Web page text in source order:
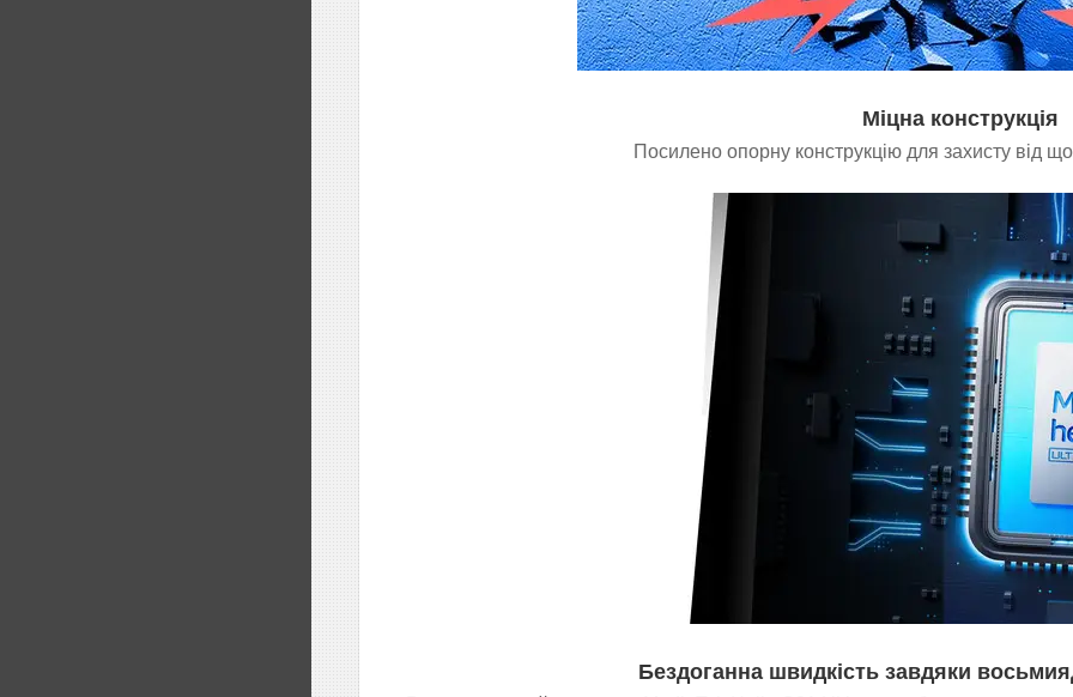
Міцна конструкція
Посилено опорну конструкцію для захисту від
Бездоганна швидкість завдяки